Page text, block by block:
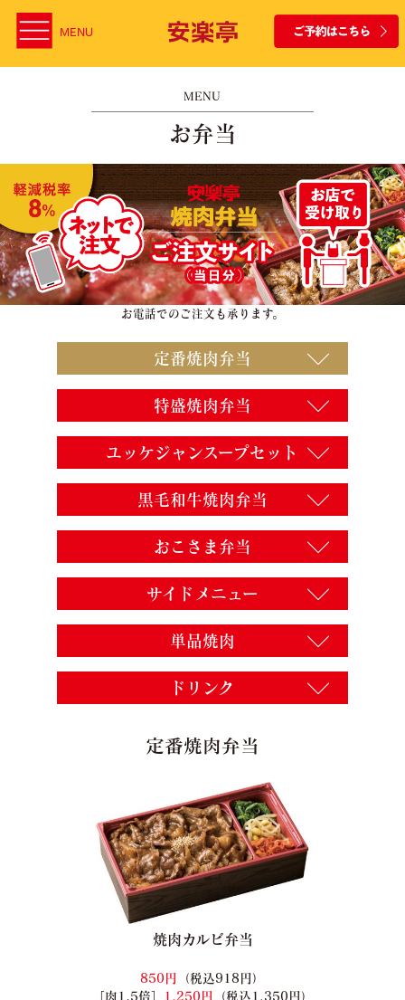
MENU
MENU
お弁当
お電話でのご注文も承ります。
定番焼肉弁当
特盛焼肉弁当
ユッケジャンスープセット
黒毛和牛焼肉弁当
おこさま弁当
サイドメニュー
単品焼肉
ドリンク
定番焼肉弁当
焼肉カルビ弁当
850円 （税込918円）
［肉1.5倍］
1,250円 （税込1,350円）